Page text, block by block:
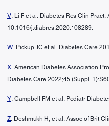
V. Li F et al. Diabetes Res Clin
10.1016/j.diabres.2020.108289.
W. Pickup JC et al. Diabetes Care
X. American Diabetes Association
Diabetes Care 2022;45 (Suppl.
Y. Campbell FM et al. Pediatr
Z. Deshmukh H, et al. Assoc of Brit